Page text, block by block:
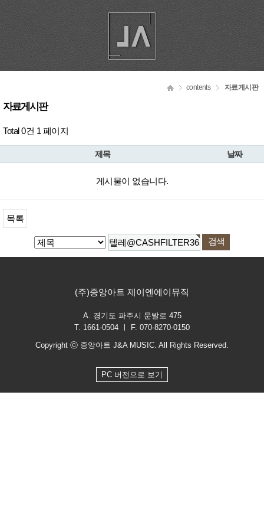
contents 자료게시판
자료게시판
Total 0건 1 페이지
제목 날짜
게시물이 없습니다.
목록
(주)중앙아트 제이엔에이뮤직
A. 경기도 파주시 문발로 475
T. 1661-0504 ㅣ F. 070-8270-0150
Copyright ⓒ 중앙아트 J&A MUSIC. All Rights Reserved.
PC 버전으로 보기